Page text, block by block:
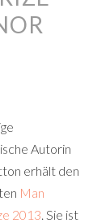
Autorin
erhält den
Man
2013 . Sie ist